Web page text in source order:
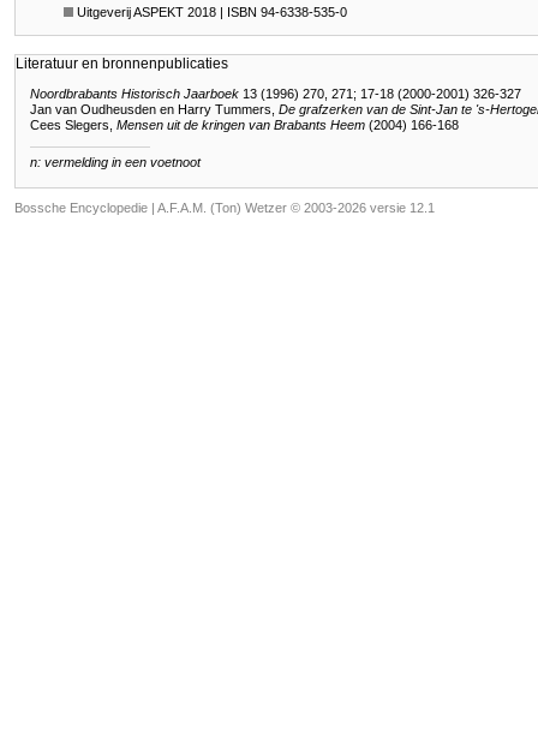
Uitgeverij ASPEKT 2018 | ISBN 94-6338-535-0
Literatuur en bronnenpublicaties
Noordbrabants Historisch Jaarboek 13 (1996) 270, 271; 17-18 (2000-2001) 326-327
Jan van Oudheusden en Harry Tummers, De grafzerken van de Sint-Jan te 's-
Cees Slegers, Mensen uit de kringen van Brabants Heem (2004) 166-168
n: vermelding in een voetnoot
Bossche Encyclopedie | A.F.A.M. (Ton) Wetzer © 2003-2026 versie 12.1